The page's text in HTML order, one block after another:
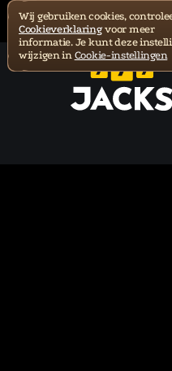
Wij gebruiken cookies,
Cookieverklaringvoor meer
informatie. Je kunt deze
wijzigen in Cookie-instellingen